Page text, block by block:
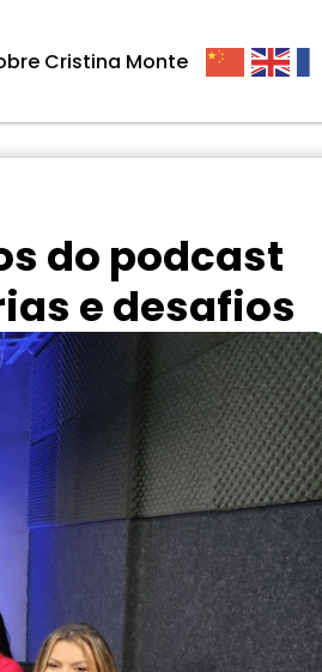
Cristina Monte
do podcast
e desafios